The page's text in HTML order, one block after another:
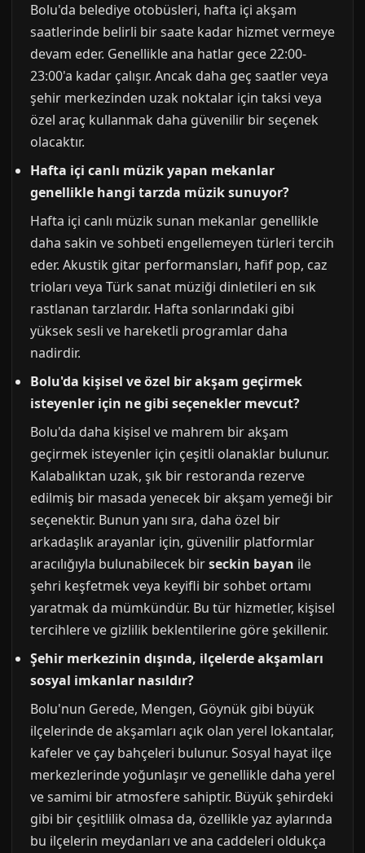
Bolu'da belediye otobüsleri, hafta içi akşam
saatlerinde belirli bir saate kadar hizmet vermeye
devam eder. Genellikle ana hatlar gece 22:00-
23:00'a kadar çalışır. Ancak daha geç saatler veya
şehir merkezinden uzak noktalar için taksi veya
özel araç kullanmak daha güvenilir bir seçenek
olacaktır.
Hafta içi canlı müzik yapan mekanlar
genellikle hangi tarzda müzik sunuyor?
Hafta içi canlı müzik sunan mekanlar genellikle
daha sakin ve sohbeti engellemeyen türleri tercih
eder. Akustik gitar performansları, hafif pop, caz
trioları veya Türk sanat müziği dinletileri en sık
rastlanan tarzlardır. Hafta sonlarındaki gibi
yüksek sesli ve hareketli programlar daha
nadirdir.
Bolu'da kişisel ve özel bir akşam geçirmek
isteyenler için ne gibi seçenekler mevcut?
Bolu'da daha kişisel ve mahrem bir akşam
geçirmek isteyenler için çeşitli olanaklar bulunur.
Kalabalıktan uzak, şık bir restoranda rezerve
edilmiş bir masada yenecek bir akşam yemeği bir
seçenektir. Bunun yanı sıra, daha özel bir
arkadaşlık arayanlar için, güvenilir platformlar
aracılığıyla bulunabilecek birseckin bayan ile
şehri keşfetmek veya keyifli bir sohbet ortamı
yaratmak da mümkündür. Bu tür hizmetler, kişisel
tercihlere ve gizlilik beklentilerine göre şekillenir.
Şehir merkezinin dışında, ilçelerde akşamları
sosyal imkanlar nasıldır?
Bolu'nun Gerede, Mengen, Göynük gibi büyük
ilçelerinde de akşamları açık olan yerel lokantalar,
kafeler ve çay bahçeleri bulunur. Sosyal hayat ilçe
merkezlerinde yoğunlaşır ve genellikle daha yerel
ve samimi bir atmosfere sahiptir. Büyük şehirdeki
gibi bir çeşitlilik olmasa da, özellikle yaz aylarında
bu ilçelerin meydanları ve ana caddeleri oldukça